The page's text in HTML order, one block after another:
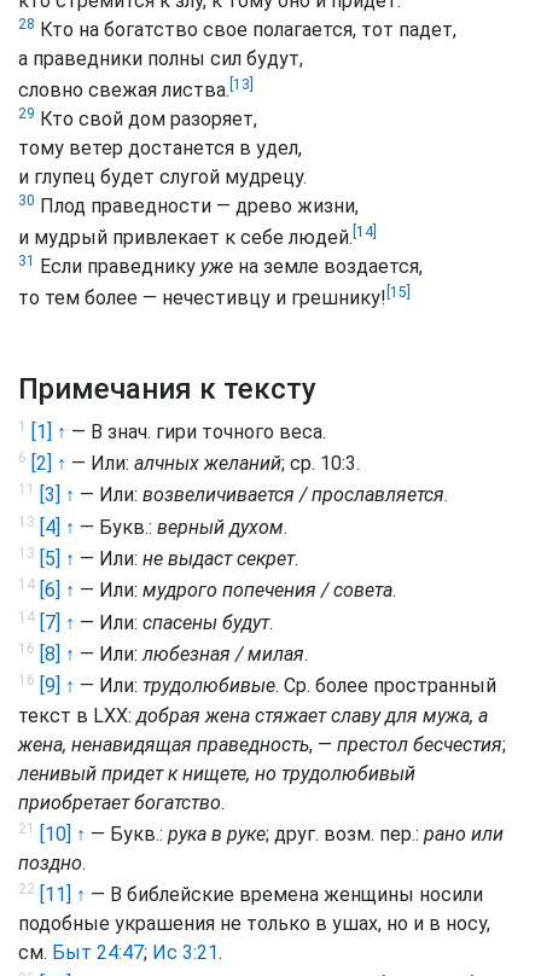
28 Кто на богатство свое полагается, тот падет,
а праведники полны сил будут,
словно свежая листва. [13]
29 Кто свой дом разоряет,
тому ветер достанется в удел,
и глупец будет слугой мудрецу.
30 Плод праведности — древо жизни,
и мудрый привлекает к себе людей. [14]
31
Если праведнику уже на земле воздается,
то тем более — нечестивцу и грешнику! [15]
Примечания к тексту
1 [1] ↑ — В знач. гири точного веса.
6 [2] ↑ — Или: алчных желаний; ср. 10:3.
11 [3] ↑ — Или: возвеличивается / прославляется.
13 [4] ↑ — Букв.: верный духом.
13 [5] ↑ — Или: не выдаст секрет.
14 [6] ↑ — Или: мудрого попечения / совета.
14 [7] ↑ — Или: спасены будут.
16 [8] ↑ — Или:любезная / милая.
16 [9] ↑ — Или: трудолюбивые. Ср. более пространный
текст в LXX: добрая жена стяжает славу для мужа, а
жена, ненавидящая праведность, — престол бесчестия;
ленивый придет к нищете, но трудолюбивый
приобретает богатство.
21 [10] ↑ — Букв.: рука в руке; друг. возм. пер.: рано или
поздно.
22 [11] ↑ — В библейские времена женщины носили
подобные украшения не только в ушах, но и в носу,
см. Быт 24:47; Ис 3:21.